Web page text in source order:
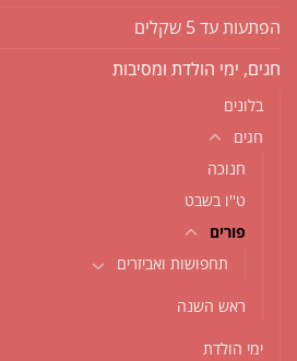
הפתעות עד 5 שקלים
חגים, ימי הולדת ומסיבות
בלונים
חגים
חנוכה
ט''ו בשבט
פורים
תחפושות ואביזרים
ראש השנה
ימי הולדת